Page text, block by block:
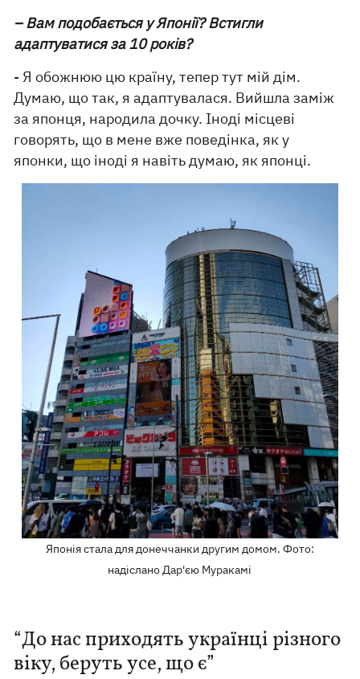
– Вам подобається у Японії? Встигли
адаптуватися за 10 років?
- Я обожнюю цю країну, тепер тут мій дім.
Думаю, що так, я адаптувалася. Вийшла заміж
за японця, народила дочку. Іноді місцеві
говорять, що в мене вже поведінка, як у
японки, що іноді я навіть думаю, як японці.
Японія стала для донеччанки другим домом. Фото:
надіслано Дар'єю Муракамі
“До нас приходять українці різного
віку, беруть усе, що є”